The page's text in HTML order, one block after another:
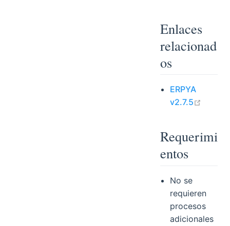
Enlaces
relacionad
os
ERPYA
v2.7.5
Requerimi
entos
No se
requieren
procesos
adicionales